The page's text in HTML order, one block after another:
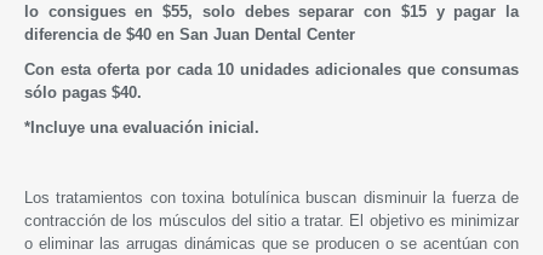
lo consigues en $55, solo debes separar con $15 y pagar la
diferencia de $40 en San Juan Dental Center
Con esta oferta por cada 10 unidades adicionales que consumas
sólo pagas $40.
*Incluye una evaluación inicial.
Los tratamientos con toxina botulínica buscan disminuir la fuerza de
contracción de los músculos del sitio a tratar. El objetivo es minimizar
o eliminar las arrugas dinámicas que se producen o se acentúan con